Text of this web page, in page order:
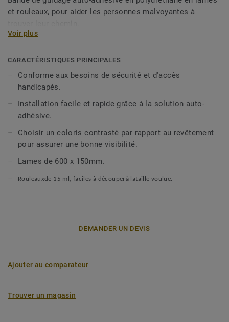
et rouleaux, pour aider les personnes malvoyantes à
Voir plus
CARACTÉRISTIQUES PRINCIPALES
Conforme aux besoins de sécurité et d'accès
handicapés.
Installation facile et rapide grâce à la solution auto-
adhésive.
Choisir un coloris contrasté par rapport au revêtement
pour assurer une bonne visibilité.
Lames de 600 x 150mm.
Rouleauxde 15 ml, faciles à découperà lataille voulue.
DEMANDER UN DEVIS
Ajouter au comparateur
Trouver un magasin